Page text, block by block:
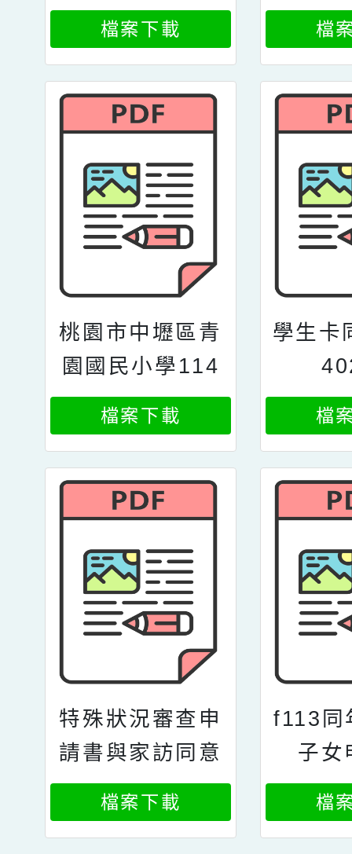
臺灣手語新住民
語文選修課程調
查表
檔案下載
用品統
意
檔
桃園市中壢區青
園國民小學114
學年度新生放棄
入學資格聲明書
檔案下載
學生卡
檔
特殊狀況審查申
請書與家訪同意
書
檔案下載
f113同
子女
檔